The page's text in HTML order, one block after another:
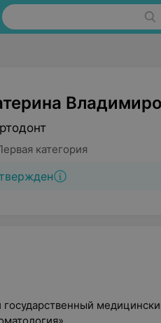
категория